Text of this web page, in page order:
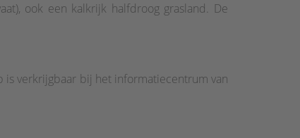
ook een kalkrijk halfdroog grasland. De
verkrijgbaar bij het informatiecentrum van